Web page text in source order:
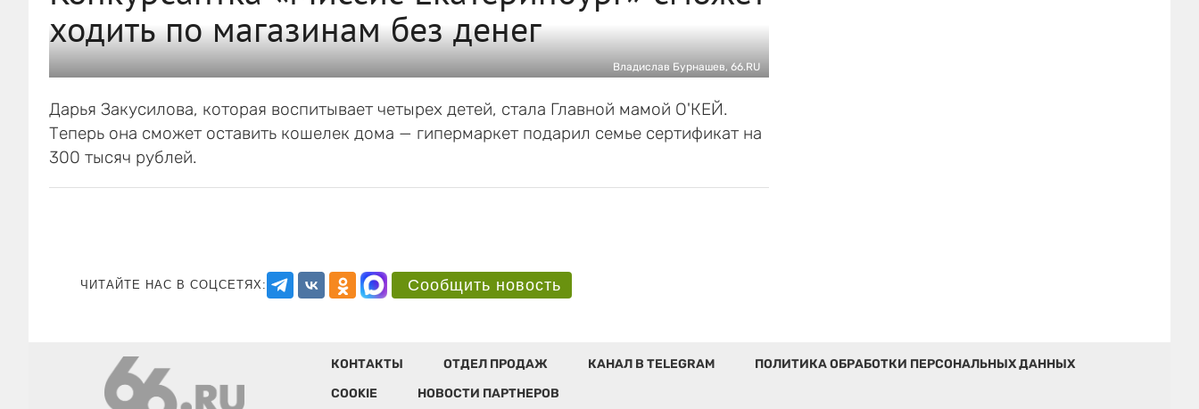
ходить по магазинам без денег
Владислав Бурнашев, 66.RU
Дарья Закусилова, которая воспитывает четырех детей, стала Главной мамой О'КЕЙ.
Теперь она сможет оставить кошелек дома — гипермаркет подарил семье сертификат на
300 тысяч рублей.
ЧИТАЙТЕ НАС В СОЦСЕТЯХ: Сообщить новость
КОНТАКТЫ ОТДЕЛ ПРОДАЖ КАНАЛ В TELEGRAM
ПОЛИТИКА ОБРАБОТКИ ПЕРСОНАЛЬНЫХ ДАННЫХ
COOKIE
НОВОСТИ ПАРТНЕРОВ